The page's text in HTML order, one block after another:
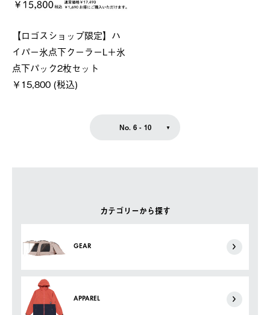
カテゴリーから探す
GEAR
APPAREL
【ロゴスショップ限定】ハ
イパー氷点下クーラーL＋氷
点下パック2枚セット
￥15,800 (税込)
No. 6 - 10